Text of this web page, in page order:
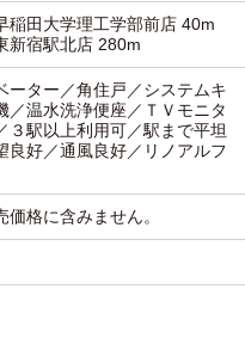
稲田大学理工学部前店 40m
新宿駅北店 280m
ーター／角住戸／システムキ
／温水洗浄便座／ＴＶモニタ
３駅以上利用可／駅まで平坦
良好／通風良好／リノアルフ
格に含みません。